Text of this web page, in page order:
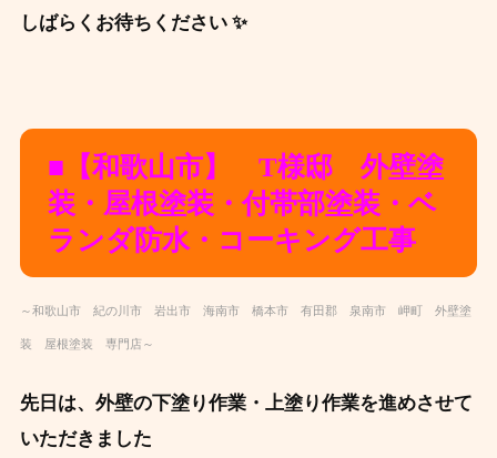
しばらくお待ちください ✨
■【和歌山市】 T様邸 外壁塗
装・屋根塗装・付帯部塗装・ベ
ランダ防水・コーキング工事
～和歌山市 紀の川市 岩出市 海南市 橋本市 有田郡 泉南市 岬町 外壁塗
装 屋根塗装 専門店～
先日は、外壁の下塗り作業・上塗り作業を進めさせて
いただきました